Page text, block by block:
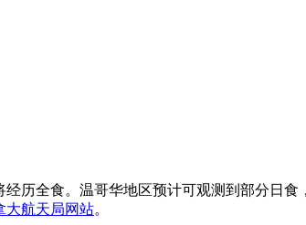
历全食。温哥华地区预计可观测到部分日
大航天局网站。